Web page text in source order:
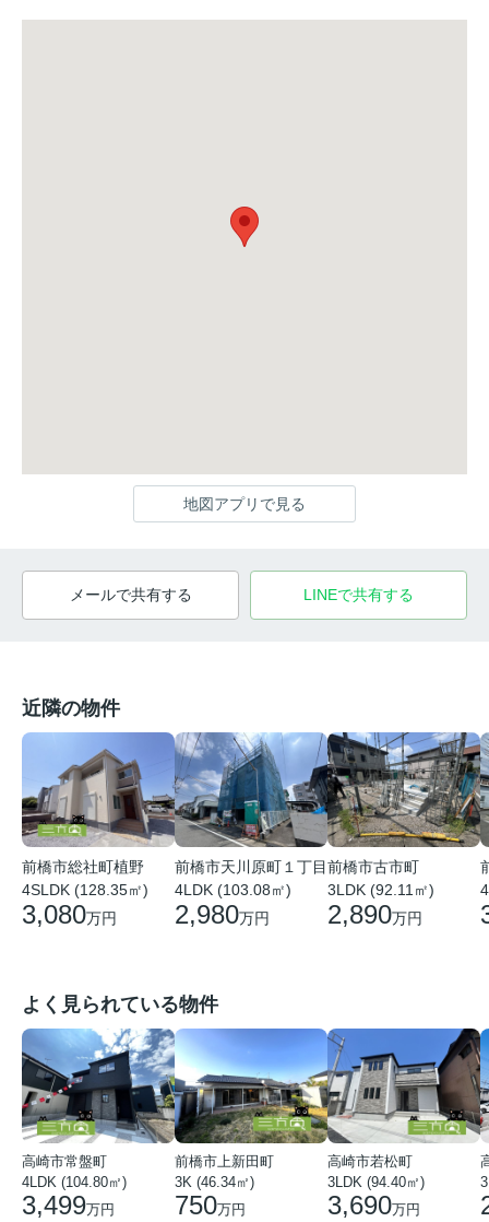
地図アプリで見る
メールで共有する LINEで共有する
近隣の物件
前橋市総社町植野
4SLDK (128.35㎡)
3,080万円
前橋市天川原町１丁目
4LDK (103.08㎡)
2,980万円
前橋市古市町
3LDK (92.11㎡)
2,890万円
よく見られている物件
高崎市常盤町
4LDK (104.80㎡)
3,499万円
前橋市上新田町
3K (46.34㎡)
750万円
高崎市若松町
3LDK (94.40㎡)
3,690万円